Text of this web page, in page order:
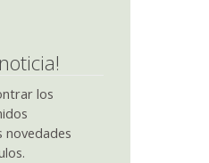
los
novedades